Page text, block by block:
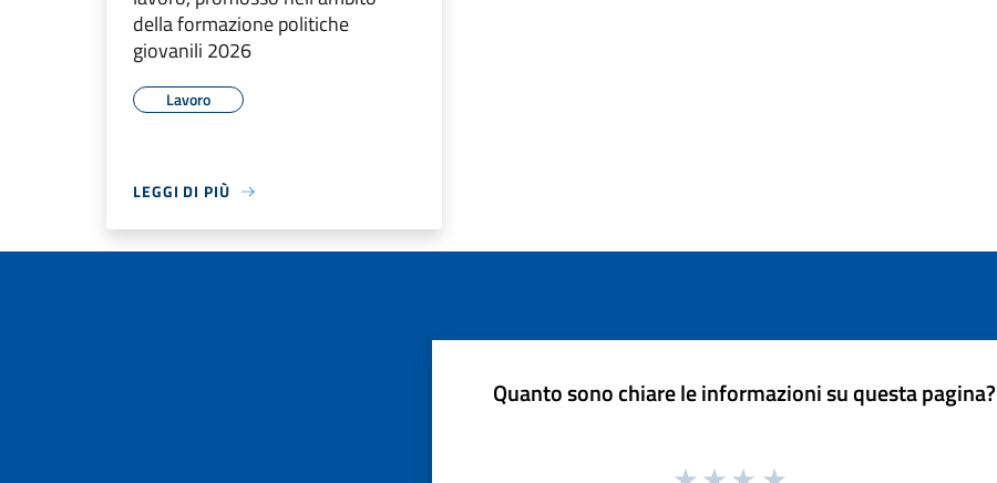
della formazione politiche
giovanili 2026
Lavoro
LEGGI DI PIÙ
Quanto sono chiare le informazioni su questa pagina?